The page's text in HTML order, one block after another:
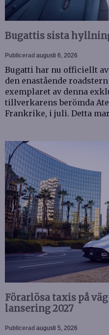
Bugattis sista
Publicerad augusti 6, 2026
Bugatti har nu officiellt
den enastående
exemplaret av denna
tillverkarens berömda
Frankrike, i juli. Detta
Förarlösa taxis på
lansering 2027
Publicerad augusti 5, 2026